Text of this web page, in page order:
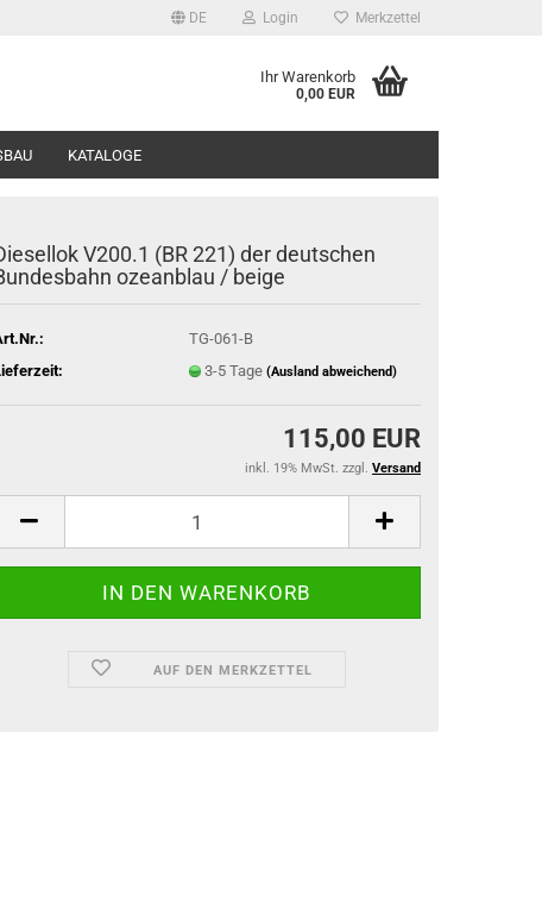
DE Login Merkzettel
Ihr Warenkorb
0,00 EUR
KATALOGE
V200.1 (BR 221) der deutschen
ozeanblau / beige
TG-061-B
3-5 Tage (Ausland abweichend)
115,00 EUR
inkl. 19% MwSt. zzgl. Versand
AUF DEN MERKZETTEL